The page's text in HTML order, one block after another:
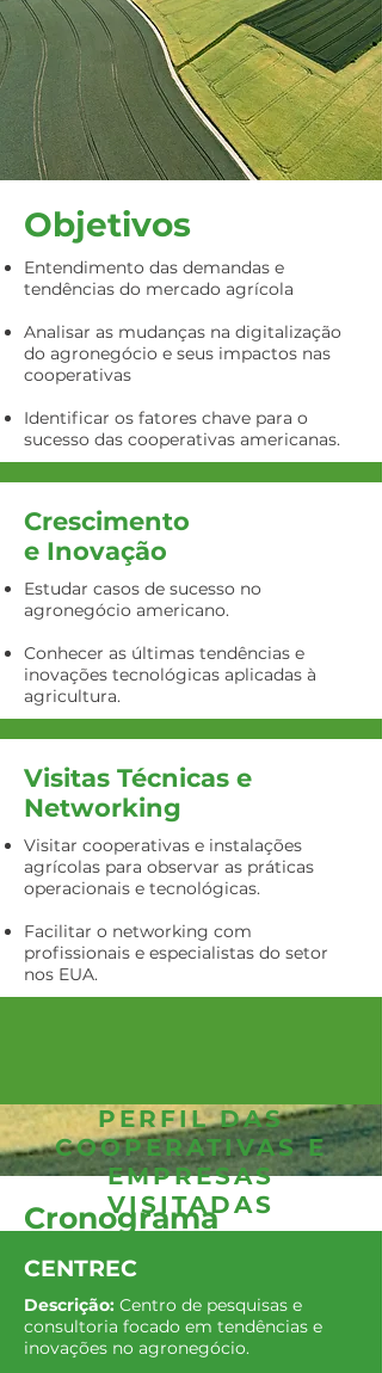
Objetivos
Entendimento das demandas e
tendências do mercado agrícola
​Analisar as mudanças na digitalização
do agronegócio e seus impactos nas
cooperativas
Identificar os fatores chave para o
sucesso das cooperativas americanas.
Crescimento
e Inovação
Estudar casos de sucesso no
agronegócio americano.
Conhecer as últimas tendências e
inovações tecnológicas aplicadas à
agricultura.
Visitas Técnicas e
Networking
Visitar cooperativas e instalações
agrícolas para observar as práticas
operacionais e tecnológicas.
Facilitar o networking com
profissionais e especialistas do setor
nos EUA.
Cronograma
13/07
Palestrantes:Carlos Ortiz
diretor da CENTREC
Temas:
PERFIL DAS
COOPERATIVAS E
EMPRESAS
VISITADAS
CENTREC
Descrição: Centro de pesquisas e
consultoria focado em tendências e
inovações no agronegócio.